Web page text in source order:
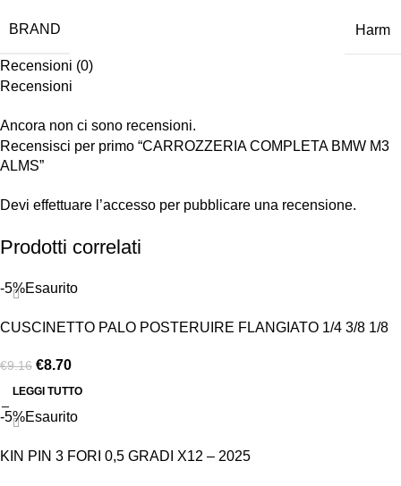
BRAND Harm
Recensioni (0)
Recensioni
Ancora non ci sono recensioni.
Recensisci per primo “CARROZZERIA COMPLETA BMW M3
ALMS”
Devi effettuare l’accesso per pubblicare una recensione.
Prodotti correlati
-5%Esaurito
CUSCINETTO PALO POSTERUIRE FLANGIATO 1/4 3/8 1/8
€9.16 €8.70
LEGGI TUTTO
-5%Esaurito
KIN PIN 3 FORI 0,5 GRADI X12 – 2025